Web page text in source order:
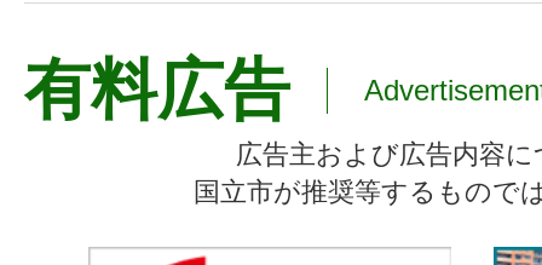
有料広告
広告主および広告内容
国立市が推奨等するもので